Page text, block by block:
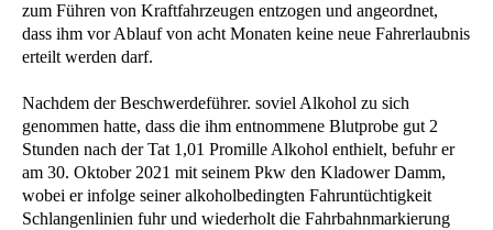
zum Führen von Kraftfahrzeugen entzogen und angeordnet,
dass ihm vor Ablauf von acht Monaten keine neue Fahrerlaubnis
erteilt werden darf.
Nachdem der Beschwerdeführer. soviel Alkohol zu sich
genommen hatte, dass die ihm entnommene Blutprobe gut 2
Stunden nach der Tat 1,01 Promille Alkohol enthielt, befuhr er
am 30. Oktober 2021 mit seinem Pkw den Kladower Damm,
wobei er infolge seiner alkoholbedingten Fahruntüchtigkeit
Schlangenlinien fuhr und wiederholt die Fahrbahnmarkierung